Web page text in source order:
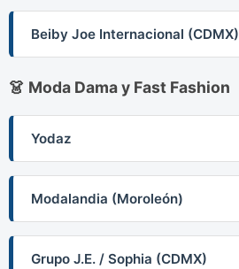
Beiby Joe Internacional (CDMX)
👗 Moda Dama y Fast Fashion
Yodaz
Modalandia (Moroleón)
Grupo J.E. / Sophia (CDMX)